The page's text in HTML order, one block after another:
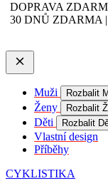
DOPRAVA
30 DNŮ ZDARMA
Muži Rozbalit
Ženy Rozbalit
Děti Rozbalit
Vlastní design
Příběhy
CYKLISTIKA